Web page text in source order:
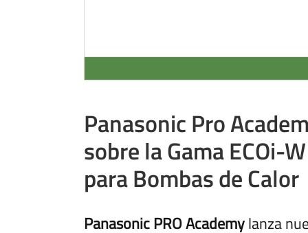
Panasonic Pro
sobre la Gama ECOi-
para Bombas de Calor
Panasonic PRO Academylanza